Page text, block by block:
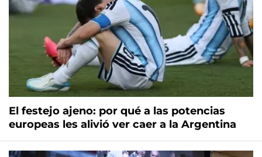
El festejo ajeno: por qué a las potencias
europeas les alivió ver caer a la Argentina